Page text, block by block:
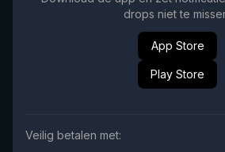
drops niet te
App Store
Play Store
Veilig betalen met: